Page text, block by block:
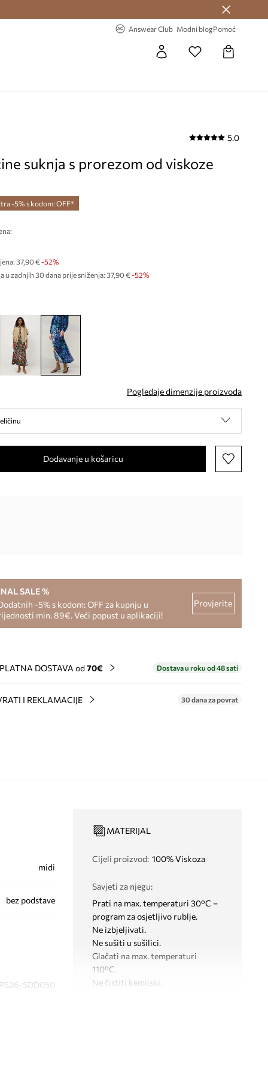
Answear Club Modni blogPomoć
5.0
suknja s prorezom od viskoze
-5% s kodom: OFF*
37,90 €-52%
u zadnjih 30 dana prije sniženja: 37,90 € -52%
Pogledaje dimenzije proizvoda
Dodavanje u košaricu
SALE %
-5% s kodom: OFF za kupnju u
min. 89€. Veći popust u aplikaciji!
Provjerite
DOSTAVA od 70€ Dostava u roku od 48 sati
I REKLAMACIJE 30 dana za povrat
midi
bez podstave
SDD050
MATERIJAL
Cijeli proizvod: 100% Viskoza
Savjeti za njegu:
Prati na max. temperaturi 30°C –
program za osjetljivo rublje.
Ne izbjeljivati.
Ne sušiti u sušilici.
Glačati na max. temperaturi
110°C.
Ne čistiti kemijski.